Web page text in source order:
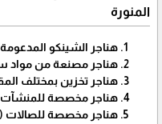
المنورة
هناجر الشينكو
هناجر مصنعة من مواد
هناجر تخزين بمختلف
هناجر مخصصة للمنشآت
هناجر مخصصة للصالات